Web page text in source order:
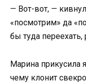
— Вот-вот, —
«посмотрим» да
бы туда
Марина прикусила
чему клонит